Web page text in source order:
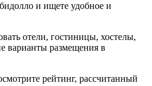
и ищете удобное и
отели, гостиницы, хостелы,
варианты размещения в
рейтинг, рассчитанный